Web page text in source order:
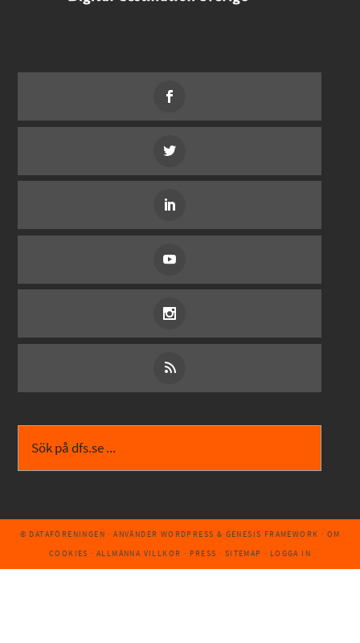
© DATAFÖRENINGEN · ANVÄNDER WORDPRESS & GENESIS FRAMEWORK · OM
COOKIES · ALLMÄNNA VILLKOR · PRESS · SITEMAP · LOGGA IN